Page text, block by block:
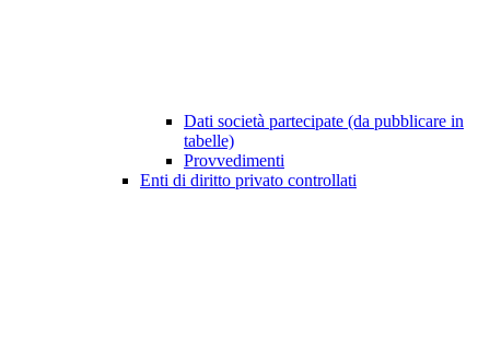
Dati società partecipate (da pubblicare in
tabelle)
Provvedimenti
Enti di diritto privato controllati